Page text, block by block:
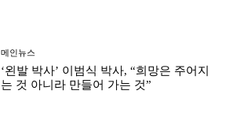
메인뉴스
‘왼발 박사’ 이범식 박사, “희망은 주어지
는 것 아니라 만들어 가는 것”